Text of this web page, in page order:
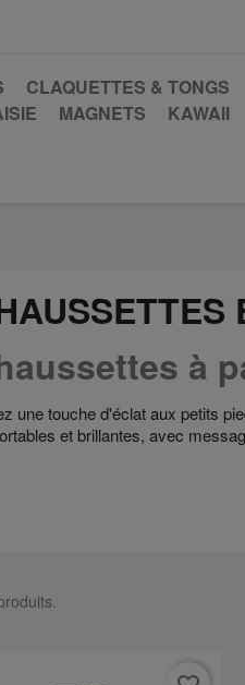
CLAQUETTES & TONGS
MAGNETS KAWAII
à
une touche d'éclat aux petits
et brillantes, avec